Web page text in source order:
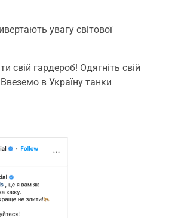
увагу світової
свій гардероб! Одягніть свій
в Україну танки